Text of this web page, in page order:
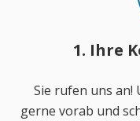
1. Ihre
Sie rufen uns an!
gerne vorab und